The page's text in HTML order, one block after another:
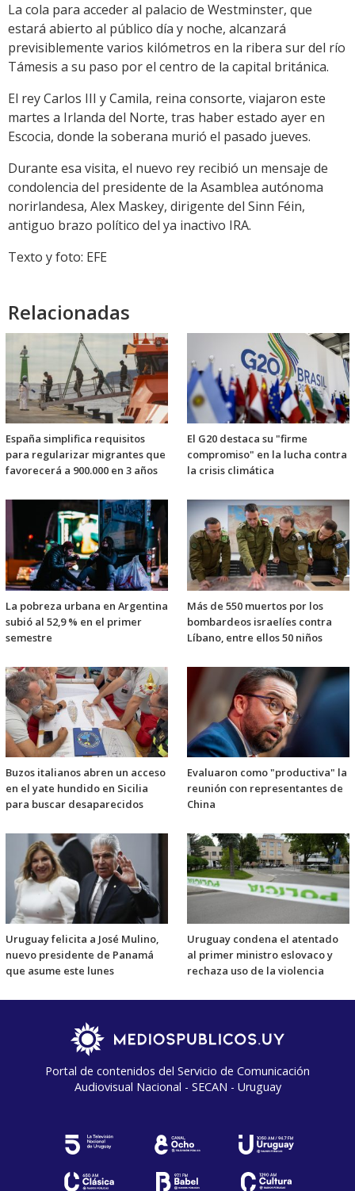
La cola para acceder al palacio de Westminster, que
estará abierto al público día y noche, alcanzará
previsiblemente varios kilómetros en la ribera sur del río
Támesis a su paso por el centro de la capital británica.
El rey Carlos III y Camila, reina consorte, viajaron este
martes a Irlanda del Norte, tras haber estado ayer en
Escocia, donde la soberana murió el pasado jueves.
Durante esa visita, el nuevo rey recibió un mensaje de
condolencia del presidente de la Asamblea autónoma
norirlandesa, Alex Maskey, dirigente del Sinn Féin,
antiguo brazo político del ya inactivo IRA.
Texto y foto: EFE
Relacionadas
España simplifica requisitos
para regularizar migrantes que
favorecerá a 900.000 en 3 años
El G20 destaca su "firme
compromiso" en la lucha contra
la crisis climática
La pobreza urbana en Argentina
subió al 52,9 % en el primer
semestre
Más de 550 muertos por los
bombardeos israelíes contra
Líbano, entre ellos 50 niños
Buzos italianos abren un acceso
en el yate hundido en Sicilia
para buscar desaparecidos
Evaluaron como "productiva" la
reunión con representantes de
China
Uruguay felicita a José Mulino,
nuevo presidente de Panamá
que asume este lunes
Uruguay condena el atentado
al primer ministro eslovaco y
rechaza uso de la violencia
Portal de contenidos del Servicio de Comunicación
Audiovisual Nacional - SECAN - Uruguay